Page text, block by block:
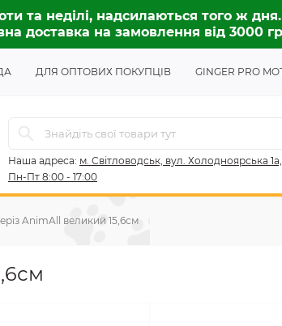
та неділі, надсилаються того ж
доставка на замовлення від 3000
ДЛЯ ОПТОВИХ ПОКУПЦІВ GINGER PRO
Наша адреса: м. Світловодськ, вул. Холодноярська 1а,
Пн-Пт 8:00 - 17:00
AnimAll великий 15,6см